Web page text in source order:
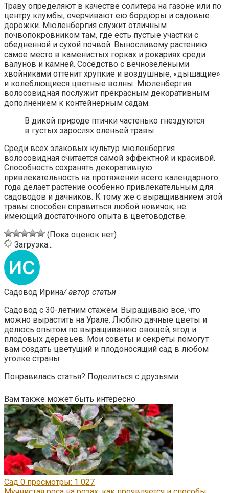
Траву определяют в качестве солитера на газоне или по
центру клумбы, очерчивают ею бордюры и садовые
дорожки. Мюленбергия служит отличным
почвопокровником там, где есть пустые участки с
обедненной и сухой почвой. Выносливому растению
самое место в каменистых горках и рокариях среди
валунов и камней. Соседство с вечнозелеными
хвойниками оттенит хрупкие и воздушные, «дышащие»
и колеблющиеся цветные волны. Мюленбергия
волосовидная послужит прекрасным декоративным
дополнением к контейнерным садам.
В дикой природе птички частенько гнездуются
в густых зарослях оленьей травы.
Среди всех злаковых культур мюленбергия
волосовидная считается самой эффектной и красивой.
Способность сохранять декоративную
привлекательность на протяжении всего календарного
года делает растение особенно привлекательным для
садоводов и дачников. К тому же с выращиванием этой
травы способен справиться любой новичок, не
имеющий достаточного опыта в цветоводстве.
(Пока оценок нет)
Загрузка...
Садовод Ирина/ автор статьи
Садовод с 30-летним стажем. Выращиваю все, что
можно вырастить на Урале. Люблю дачные цветы и
делюсь опытом по выращиванию овощей, ягод и
плодовых деревьев. Мои советы и секреты помогут
вам создать цветущий и плодоносящий сад в любом
уголке страны
Понравилась статья? Поделиться с друзьями:
Вам также может быть интересно
Сад 0 просмотры: 1 027